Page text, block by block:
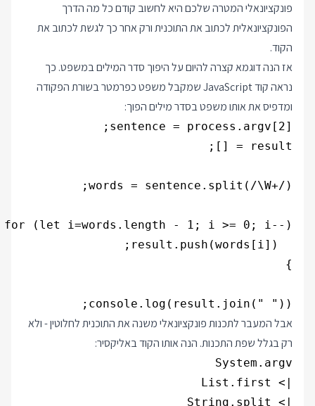
פונקציונאלי המטרה שלכם היא לחשוב קודם כל מה הדרך
הפונקציונאלית לכתוב את התוכנית ורק אחר כך לגשת לכתוב את
הקוד.
אז הנה דוגמא קצרה להיום על היפוך סדר המילים במשפט. כך
נראה קוד JavaScript שמקבל משפט כפרמטר בשורת הפקודה
ומדפיס את אותו משפט בסדר מילים הפוך:
console.log(result.join(" "));
אבל המעבר לתכנות פונקציונאלי משנה את התוכנית לחלוטין - ולא
רק בגלל שפת התכנות. הנה אותו הקוד באליקסיר: